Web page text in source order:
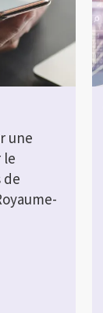
une
le
de